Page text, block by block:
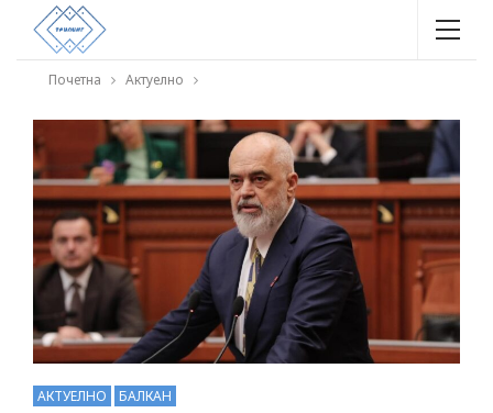
Почетна Актуелно
АКТУЕЛНО БАЛКАН